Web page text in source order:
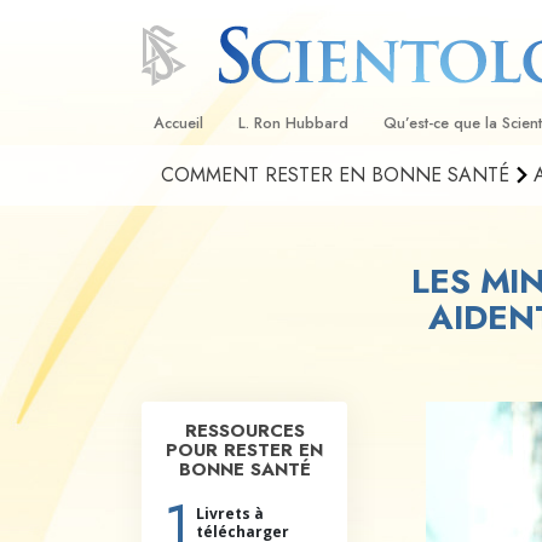
Accueil L. Ron Hubbard Qu’est-ce que la
Croyances et
Les scientologues et
Rencontrez un
Les principes de base
La Dianétique : Une
COMMENT RESTER EN BONNE SANTÉ
LES
RESSOURCES
POUR RESTER EN
BONNE SANTÉ
Livrets à
télécharger